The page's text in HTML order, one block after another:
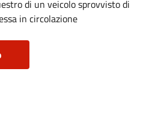
di un veicolo sprovvisto di
in circolazione